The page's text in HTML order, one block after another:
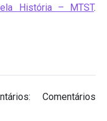
História – MTST.
Comentários